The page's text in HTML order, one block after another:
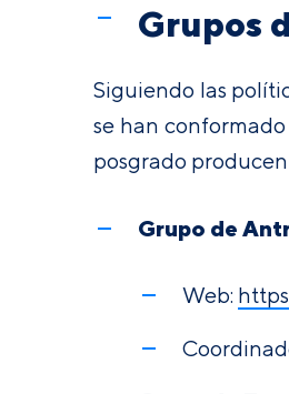
Grupos
Siguiendo las
se han
posgrado
Grupo de
Web: